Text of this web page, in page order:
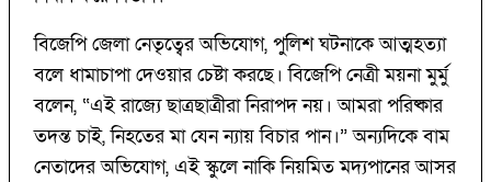
বিজেপি জেলা নেতৃত্বের অভিযোগ, পুলিশ ঘটনাকে আত্মহত্যা
বলে ধামাচাপা দেওয়ার চেষ্টা করছে। বিজেপি নেত্রী ময়না মুর্মু
বলেন, “এই রাজ্যে ছাত্রছাত্রীরা নিরাপদ নয়। আমরা পরিষ্কার
তদন্ত চাই, নিহতের মা যেন ন্যায় বিচার পান।” অন্যদিকে বাম
নেতাদের অভিযোগ, এই স্কুলে নাকি নিয়মিত মদ্যপানের আসর